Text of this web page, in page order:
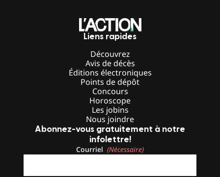
Liens rapides
Découvrez
Avis de décès
Éditions électroniques
Points de dépôt
Concours
Horoscope
Les jobins
Nous joindre
Abonnez-vous gratuitement à notre
infolettre!
Courriel (Nécessaire)